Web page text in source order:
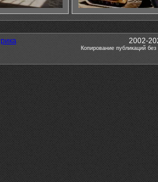
2002-
Копирование публикаций